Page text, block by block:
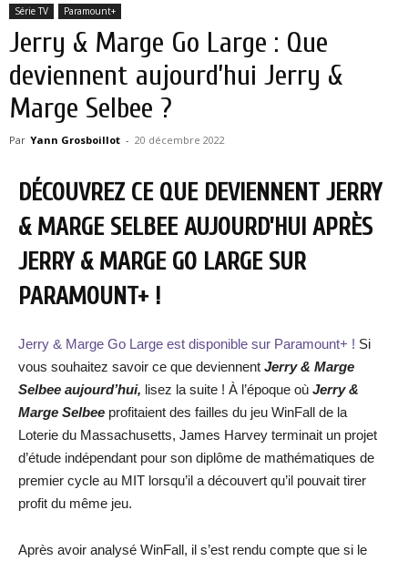
Série TV Paramount+
Jerry & Marge Go Large : Que
deviennent aujourd’hui Jerry &
Marge Selbee ?
Par Yann Grosboillot - 20 décembre 2022
DÉCOUVREZ CE QUE DEVIENNENT JERRY
& MARGE SELBEE AUJOURD’HUI APRÈS
JERRY & MARGE GO LARGE SUR
PARAMOUNT+ !
Jerry & Marge Go Large est disponible sur Paramount+ ! Si
vous souhaitez savoir ce que deviennent Jerry & Marge
Selbee aujourd’hui, lisez la suite ! À l’époque où Jerry &
Marge Selbee profitaient des failles du jeu WinFall de la
Loterie du Massachusetts, James Harvey terminait un projet
d’étude indépendant pour son diplôme de mathématiques de
premier cycle au MIT lorsqu’il a découvert qu’il pouvait tirer
profit du même jeu.
Après avoir analysé WinFall, il s’est rendu compte que si le